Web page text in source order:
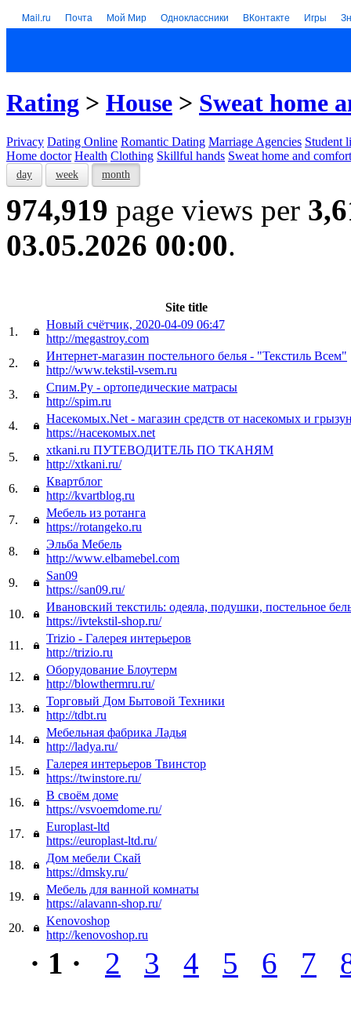
Mail.ru Почта Мой Мир Одноклассники ВКонтакте Игры
Rating > House > Sweat home
Privacy Dating Online Romantic Dating Marriage Agencies Student
Home doctor Health Clothing Skillful hands Sweat home and comfort
day week month
974,919 page views per
03.05.2026 00:00.
Site title
1.
Новый счётчик, 2020-04-09 06:47
http://megastroy.com
2.
Интернет-магазин постельного белья - "Текстиль Всем"
http://www.tekstil-vsem.ru
3.
Спим.Ру - ортопедические матрасы
http://spim.ru
4.
Насекомых.Net - магазин средств от насекомых и
https://насекомых.net
5.
xtkani.ru ПУТЕВОДИТЕЛЬ ПО ТКАНЯМ
http://xtkani.ru/
6.
Квартблог
http://kvartblog.ru
7.
Мебель из ротанга
https://rotangeko.ru
8.
Эльба Мебель
http://www.elbamebel.com
9.
San09
https://san09.ru/
10.
Ивановский текстиль: одеяла, подушки, постельное
https://ivtekstil-shop.ru/
11.
Trizio - Галерея интерьеров
http://trizio.ru
12.
Оборудование Блоутерм
http://blowthermru.ru/
13.
Торговый Дом Бытовой Техники
http://tdbt.ru
14.
Мебельная фабрика Ладья
http://ladya.ru/
15.
Галерея интерьеров Твинстор
https://twinstore.ru/
16.
В своём доме
https://vsvoemdome.ru/
17.
Europlast-ltd
https://europlast-ltd.ru/
18.
Дом мебели Скай
https://dmsky.ru/
19.
Мебель для ванной комнаты
https://alavann-shop.ru/
20.
Kenovoshop
http://kenovoshop.ru
· 1 · 2 3 4 5 6 7